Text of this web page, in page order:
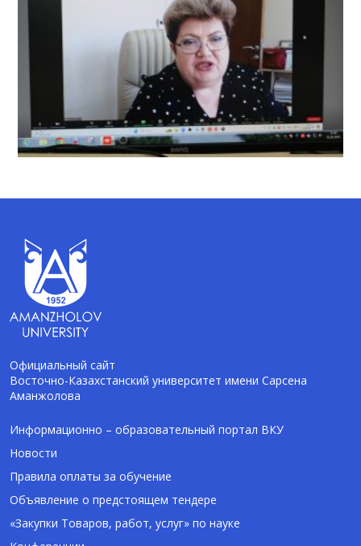
Официальный сайт
Восточно-Казахстанский университет имени Сарсена
Аманжолова
Информационно – образовательный портал ВКУ
Новости
Правила оплаты за обучение
Объявление о предстоящем тендере
«Закупки Товаров, работ, услуг» по науке
Помощник Amanzholov University
Здравствуйте! Я AI-Talapker — помощник
ВКУ им. Сарсена Аманжолова (ВКУ). Отвечу
на вопросы о поступлении в бакалавриат,